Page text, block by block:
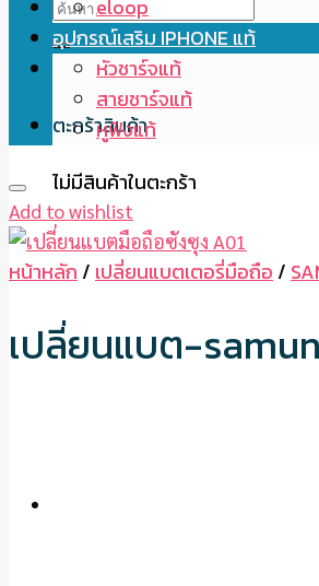
ค้นหา:
ตะกร้าสินค้า
ไม่มีสินค้าในตะกร้า
eloop
อุปกรณ์เสริม IPHONE แท้
หัวชาร์จแท้
สายชาร์จแท้
หูฟังแท้
Add to wishlist
หน้าหลัก / เปลี่ยนแบตเตอรี่มือถือ /
เปลี่ยนแบต-